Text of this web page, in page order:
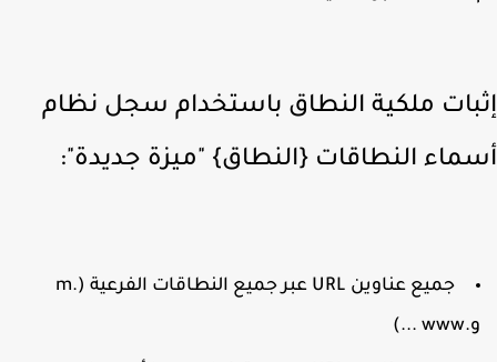
ملكية النطاق باستخدام سجل نظام
النطاقات {النطاق} "ميزة جديدة":
جميع عناوين URL عبر جميع النطاقات الفرعية (m.‎